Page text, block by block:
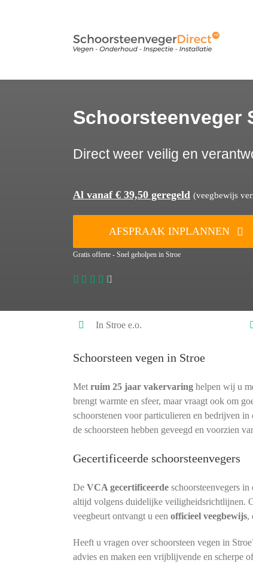
Schoorsteenveger
Direct weer veilig en
Al vanaf € 39,50 geregeld (veegbewijs
AFSPRAAK INPLANNEN
Gratis offerte - Snel geholpen in Stroe
In Stroe e.o.
Schoorsteen vegen in Stroe
Met ruim 25 jaar vakervaringhelpen wij u
brengt warmte en sfeer, maar vraagt ook om
schoorstenen voor particulieren en bedrijven
de schoorsteen hebben geveegd en voorzien
Gecertificeerde schoorsteenvegers
De VCA gecertificeerdeschoorsteenvegers
altijd volgens duidelijke veiligheidsrichtlijnen.
veegbeurt ontvangt u een officieel veegbewijs,
Heeft u vragen over schoorsteen vegen in
advies en maken een vrijblijvende en scherpe